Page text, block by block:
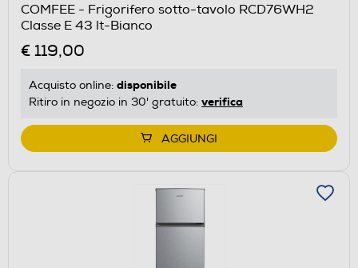
COMFEE - Frigorifero sotto-tavolo RCD76WH2
Classe E 43 lt-Bianco
€ 119,00
Acquisto online: disponibile
Ritiro in negozio in 30' gratuito: verifica
AGGIUNGI